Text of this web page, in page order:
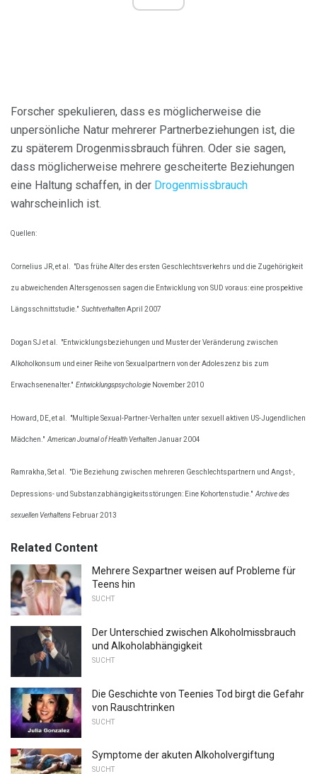
Forscher spekulieren, dass es möglicherweise die
unpersönliche Natur mehrerer Partnerbeziehungen ist, die
zu späterem Drogenmissbrauch führen. Oder sie sagen,
dass möglicherweise mehrere gescheiterte Beziehungen
eine Haltung schaffen, in der Drogenmissbrauch
wahrscheinlich ist.
Quellen:
Cornelius JR, et al. "Das frühe Alter des ersten Geschlechtsverkehrs und die Zugehörigkeit
zu abweichenden Altersgenossen sagen die Entwicklung von SUD voraus: eine prospektive
Längsschnittstudie." SuchtverhaltenApril 2007
Dogan SJ et al. "Entwicklungsbeziehungen und Muster der Veränderung zwischen
Alkoholkonsum und einer Reihe von Sexualpartnern von der Adoleszenz bis zum
Erwachsenenalter." Entwicklungspsychologie November 2010
Howard, DE, et al. "Multiple Sexual-Partner-Verhalten unter sexuell aktiven US-Jugendlichen
Mädchen." American Journal of Health VerhaltenJanuar 2004
Ramrakha, Set al. "Die Beziehung zwischen mehreren Geschlechtspartnern und Angst-,
Depressions- und Substanzabhängigkeitsstörungen: Eine Kohortenstudie." Archive des
sexuellen Verhaltens Februar 2013
Related Content
Mehrere Sexpartner weisen auf Probleme für
Teens hin
SUCHT
Der Unterschied zwischen Alkoholmissbrauch
und Alkoholabhängigkeit
SUCHT
Die Geschichte von Teenies Tod birgt die Gefahr
von Rauschtrinken
SUCHT
Symptome der akuten Alkoholvergiftung
SUCHT